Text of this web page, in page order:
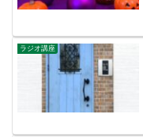
ラジオ講座